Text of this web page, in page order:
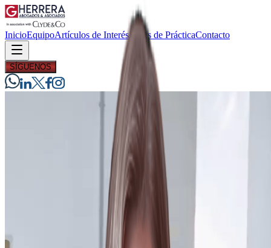
InicioEquipoArtículos de InterésÁreas de PrácticaContacto
SÍGUENOS